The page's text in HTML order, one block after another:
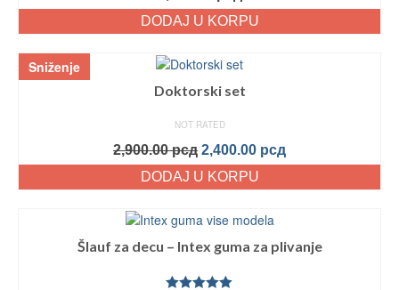
5
DODAJ U KORPU
Sniženje
Doktorski set
NOT RATED
2,900.00рсд 2,400.00 рсд
DODAJ U KORPU
Šlauf za decu – Intex guma za plivanje